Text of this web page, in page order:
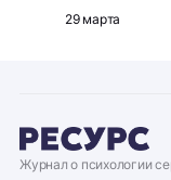
29 марта
Журнал о психологии